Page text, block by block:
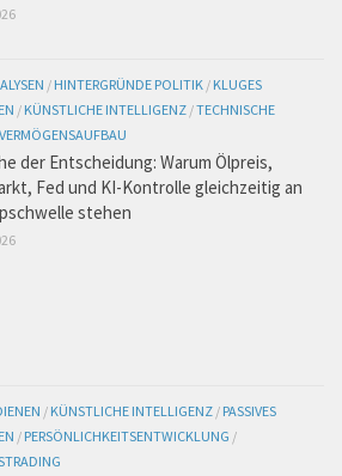
/ HINTERGRÜNDE POLITIK / KLUGES
/ KÜNSTLICHE INTELLIGENZ /TECHNISCHE
VERMÖGENSAUFBAU
der Entscheidung: Warum Ölpreis,
Fed und KI-Kontrolle gleichzeitig an
stehen
/ KÜNSTLICHE INTELLIGENZ / PASSIVES
/ PERSÖNLICHKEITSENTWICKLUNG /